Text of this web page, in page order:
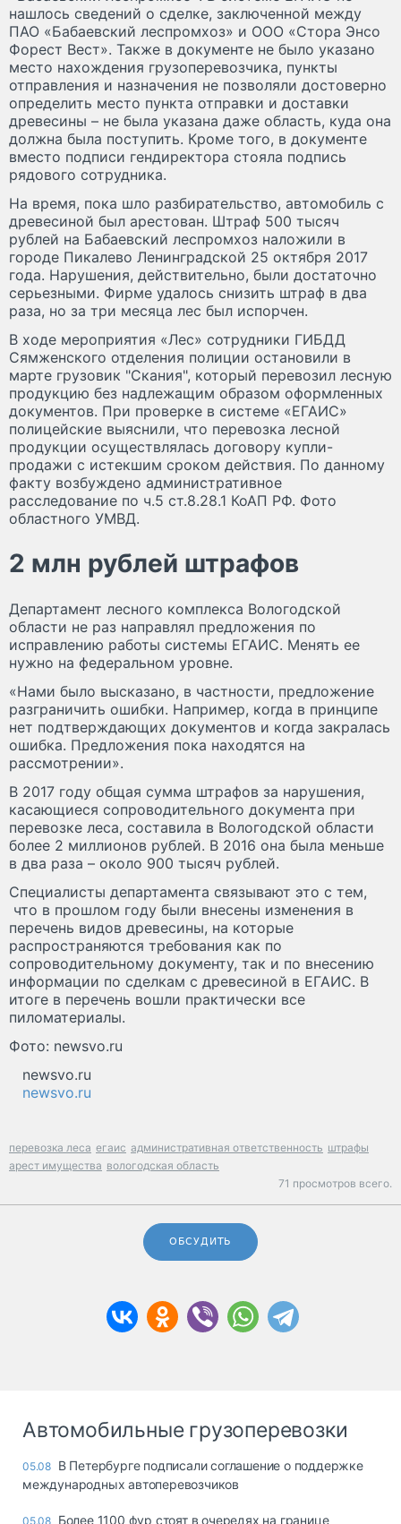
нашлось сведений о сделке, заключенной между
ПАО «Бабаевский леспромхоз» и ООО «Стора Энсо
Форест Вест». Также в документе не было указано
место нахождения грузоперевозчика, пункты
отправления и назначения не позволяли достоверно
определить место пункта отправки и доставки
древесины – не была указана даже область, куда она
должна была поступить. Кроме того, в документе
вместо подписи гендиректора стояла подпись
рядового сотрудника.
На время, пока шло разбирательство, автомобиль с
древесиной был арестован. Штраф 500 тысяч
рублей на Бабаевский леспромхоз наложили в
городе Пикалево Ленинградской 25 октября 2017
года. Нарушения, действительно, были достаточно
серьезными. Фирме удалось снизить штраф в два
раза, но за три месяца лес был испорчен.
В ходе мероприятия «Лес» сотрудники ГИБДД
Сямженского отделения полиции остановили в
марте грузовик "Скания", который перевозил лесную
продукцию без надлежащим образом оформленных
документов. При проверке в системе «ЕГАИС»
полицейские выяснили, что перевозка лесной
продукции осуществлялась договору купли-
продажи с истекшим сроком действия. По данному
факту возбуждено административное
расследование по ч.5 ст.8.28.1 КоАП РФ. Фото
областного УМВД.
2 млн рублей штрафов
Департамент лесного комплекса Вологодской
области не раз направлял предложения по
исправлению работы системы ЕГАИС. Менять ее
нужно на федеральном уровне.
«Нами было высказано, в частности, предложение
разграничить ошибки. Например, когда в принципе
нет подтверждающих документов и когда закралась
ошибка. Предложения пока находятся на
рассмотрении».
В 2017 году общая сумма штрафов за нарушения,
касающиеся сопроводительного документа при
перевозке леса, составила в Вологодской области
более 2 миллионов рублей. В 2016 она была меньше
в два раза – около 900 тысяч рублей.
Специалисты департамента связывают это с тем,
что в прошлом году были внесены изменения в
перечень видов древесины, на которые
распространяются требования как по
сопроводительному документу, так и по внесению
информации по сделкам с древесиной в ЕГАИС. В
итоге в перечень вошли практически все
пиломатериалы.
Фото: newsvo.ru
newsvo.ru
newsvo.ru
перевозка леса егаис административная ответственность штрафы
арест имущества вологодская область
71 просмотров всего.
ОБСУДИТЬ
Автомобильные грузоперевозки
05.08 В Петербурге подписали соглашение о поддержке
международных автоперевозчиков
05.08 Более 1100 фур стоят в очередях на границе